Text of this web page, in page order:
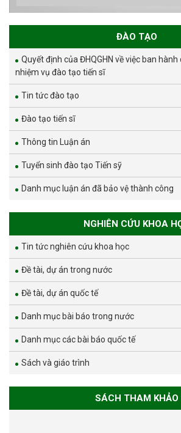
ĐÀO TẠO
Quyết định của ĐHQGHN về việc ban
nhiệm vụ đào tạo tiến sĩ
Tin tức đào tạo
Đào tạo tiến sĩ
Thông tin Luận án
Tuyển sinh đào tạo Tiến sỹ
Danh mục luận án đã bảo vệ thành công
NGHIÊN CỨU KHOA
Tin tức nghiên cứu khoa học
Đề tài, dự án trong nước
Đề tài, dự án quốc tế
Danh mục bài báo trong nước
Danh mục các bài báo quốc tế
Sách và giáo trình
SÁCH THAM KHẢO